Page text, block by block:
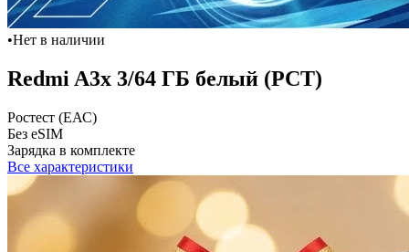
•Нет в наличии
Redmi A3x 3/64 ГБ белый (РСТ)
Ростест (ЕАС)
Без eSIM
Зарядка в комплекте
Все характеристики